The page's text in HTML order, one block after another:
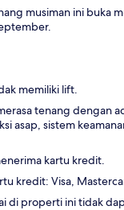
musiman ini buka
memiliki lift.
tenang dengan
asap, sistem
kartu kredit.
kredit: Visa,
di properti ini tidak